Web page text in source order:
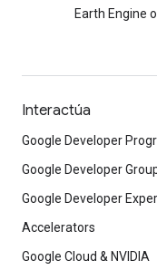
Earth Engine
Interactúa
Google Developer
Google Developer
Google Developer
Accelerators
Google Cloud & NVIDIA